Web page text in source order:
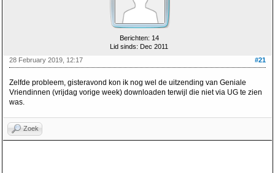
Berichten: 14
Lid sinds: Dec 2011
#21
28 February 2019, 12:17
Zelfde probleem, gisteravond kon ik nog wel de uitzending van Geniale
Vriendinnen (vrijdag vorige week) downloaden terwijl die niet via UG te zien
was.
Zoek